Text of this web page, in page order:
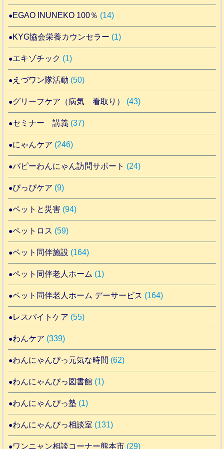
EGAO INUNEKO 100％ (14)
KYG協会栄養カウンセラー (1)
エキゾチック (1)
えづワン隊活動 (50)
グリーフケア（病気 看取り） (43)
セミナー 講義 (37)
にゃんケア (246)
パピーわんにゃん訪問サポート (24)
ぴっぴケア (9)
ペットと災害 (94)
ペットロス (59)
ペット同伴施設 (164)
ペット同伴老人ホーム (1)
ペット同伴老人ホーム デーサービス (164)
レスパイトケア (55)
わんケア (339)
わんにゃんぴっ元気な時間 (62)
わんにゃんぴっ図書館 (1)
わんにゃんぴっ塾 (1)
わんにゃんぴっ相談室 (131)
ワンニャン相談コーナー熊本市 (29)